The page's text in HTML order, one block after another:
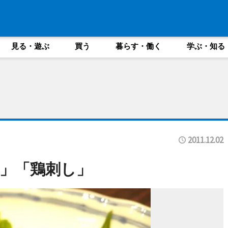
見る・遊ぶ 買う 暮らす・働く 学ぶ・知る
2011.12.02
「鶏刺し」